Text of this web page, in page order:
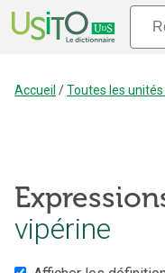
Accueil /Toutes les
vipérine